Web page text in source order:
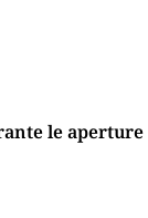
le aperture